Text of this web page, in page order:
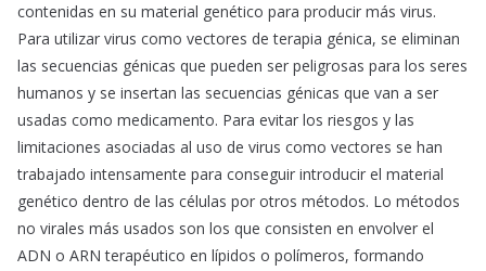
contenidas en su material genético para producir más virus.
Para utilizar virus como vectores de terapia génica, se eliminan
las secuencias génicas que pueden ser peligrosas para los seres
humanos y se insertan las secuencias génicas que van a ser
usadas como medicamento. Para evitar los riesgos y las
limitaciones asociadas al uso de virus como vectores se han
trabajado intensamente para conseguir introducir el material
genético dentro de las células por otros métodos. Lo métodos
no virales más usados son los que consisten en envolver el
ADN o ARN terapéutico en lípidos o polímeros, formando